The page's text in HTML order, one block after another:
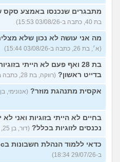
מתבגרים שנכנסו באמצע סקס
בת 40, כתבה ב-03/08/26 15:53)
מה אני עושה לא נכון שלא
(א׳, בת 26, כתבה ב-03/08/26 15:44)
בת 28 ואף פעם לא הייתי
בדייט ראשון? (רווקה, בת 28, כתבה ב-03/08/26 15:23)
אקסית מתנהגת מוזר? (אנונימי, בן 33, כתב ב-03/08/26 15:14)
בחיים לא הייתי בזוגיות ואני לא
נכנסים לזוגיות בכלל? (דור, בן 25, כתב ב-29/07/26 18:43)
כדאי ללמוד הנהלת חשבונות בipc?
ב-29/07/26 18:34)